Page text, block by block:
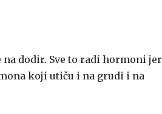
dodir. Sve to radi hormoni jer
koji utiču i na grudi i na